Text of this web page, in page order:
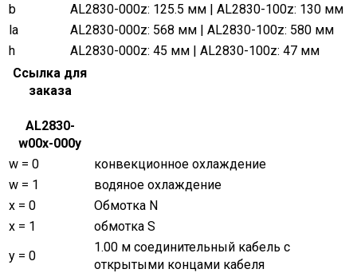
b
AL2830-000z: 125.5 мм | AL2830-100z: 130 мм
la
AL2830-000z: 568 мм | AL2830-100z: 580 мм
h
AL2830-000z: 45 мм | AL2830-100z: 47 мм
Ссылка для
заказа
AL2830-
w00x-000y
w = 0
конвекционное охлаждение
w = 1
водяное охлаждение
x = 0
Обмотка N
x = 1
обмотка S
y = 0
1.00 м соединительный кабель с
открытыми концами кабеля